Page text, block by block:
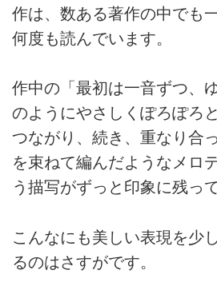
作は、数ある著作の中でも
何度も読んでいます。
作中の「最初は一音ずつ、
のようにやさしくぽろぽろ
つながり、続き、重なり合
を束ねて編んだようなメロ
う描写がずっと印象に残っ
こんなにも美しい表現を少
るのはさすがです。